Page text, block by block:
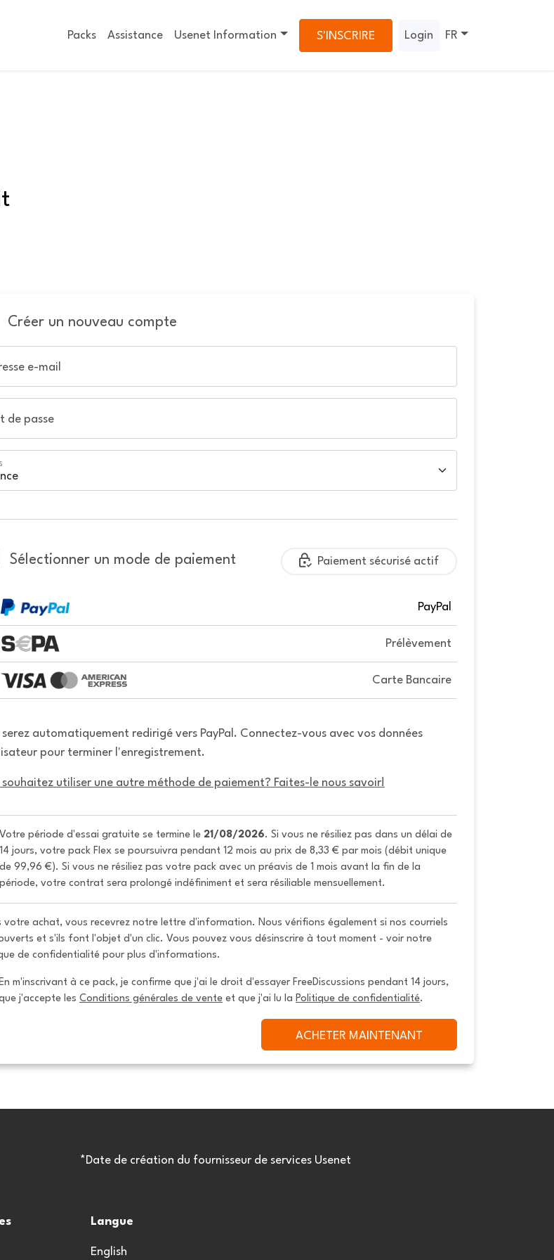
Packs Assistance Usenet Information S'INSCRIRE Login FR
Créer un nouveau compte
e-mail
de passe
Sélectionner un mode de paiement Paiement sécurisé actif
PayPal
Prélèvement
Carte Bancaire
serez automatiquement redirigé vers PayPal. Connectez-vous avec vos données
pour terminer l'enregistrement.
souhaitez utiliser une autre méthode de paiement? Faites-le nous savoir!
Votre période d'essai gratuite se termine le 21/08/2026. Si vous ne résiliez pas dans un délai de
14 jours, votre pack Flex se poursuivra pendant 12 mois au prix de 8,33 € par mois (débit unique
de 99,96 €). Si vous ne résiliez pas votre pack avec un préavis de 1 mois avant la fin de la
période, votre contrat sera prolongé indéfiniment et sera résiliable mensuellement.
votre achat, vous recevrez notre lettre d'information. Nous vérifions également si nos courriels
et s'ils font l'objet d'un clic. Vous pouvez vous désinscrire à tout moment - voir notre
de confidentialité pour plus d'informations.
En m'inscrivant à ce pack, je confirme que j'ai le droit d'essayer FreeDiscussions pendant 14 jours,
j'accepte les Conditions générales de vente et que j'ai lu la Politique de confidentialité.
ACHETER MAINTENANT
*Date de création du fournisseur de services Usenet
Langue
English